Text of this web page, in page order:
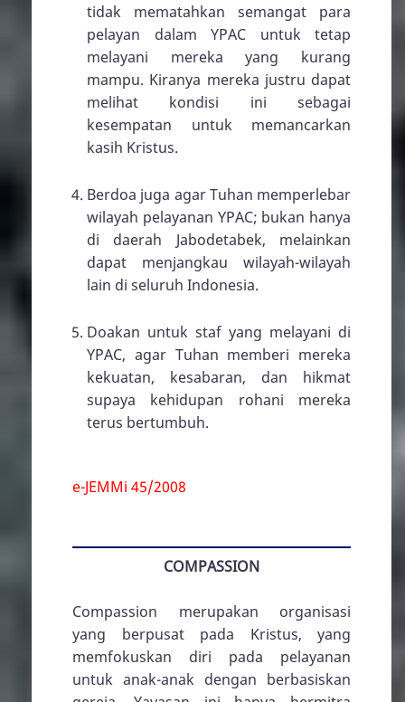
tidak mematahkan semangat para
pelayan dalam YPAC untuk tetap
melayani mereka yang kurang
mampu. Kiranya mereka justru dapat
melihat kondisi ini sebagai
kesempatan untuk memancarkan
kasih Kristus.
Berdoa juga agar Tuhan memperlebar
wilayah pelayanan YPAC; bukan hanya
di daerah Jabodetabek, melainkan
dapat menjangkau wilayah-wilayah
lain di seluruh Indonesia.
Doakan untuk staf yang melayani di
YPAC, agar Tuhan memberi mereka
kekuatan, kesabaran, dan hikmat
supaya kehidupan rohani mereka
terus bertumbuh.
e-JEMMi 45/2008
COMPASSION
Compassion merupakan organisasi
yang berpusat pada Kristus, yang
memfokuskan diri pada pelayanan
untuk anak-anak dengan berbasiskan